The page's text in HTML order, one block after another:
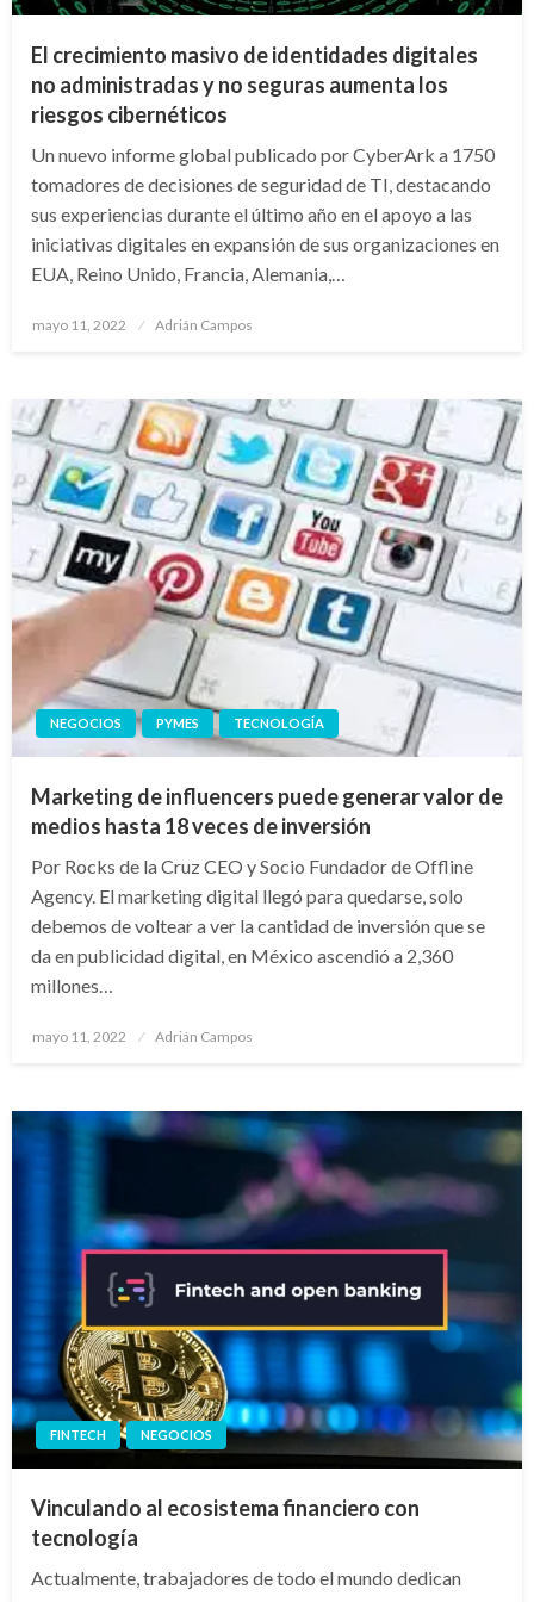
El crecimiento masivo de identidades digitales
no administradas y no seguras aumenta los
riesgos cibernéticos
Un nuevo informe global publicado por CyberArk a 1750
tomadores de decisiones de seguridad de TI, destacando
sus experiencias durante el último año en el apoyo a las
iniciativas digitales en expansión de sus organizaciones en
EUA, Reino Unido, Francia, Alemania,…
Publicado
mayo 11, 2022 Adrián Campos
NEGOCIOS PYMES TECNOLOGÍA
Marketing de influencers puede generar valor de
medios hasta 18 veces de inversión
Por Rocks de la Cruz CEO y Socio Fundador de Offline
Agency. El marketing digital llegó para quedarse, solo
debemos de voltear a ver la cantidad de inversión que se
da en publicidad digital, en México ascendió a 2,360
millones…
Publicado
mayo 11, 2022 Adrián Campos
FINTECH NEGOCIOS
Vinculando al ecosistema financiero con
tecnología
Actualmente, trabajadores de todo el mundo dedican